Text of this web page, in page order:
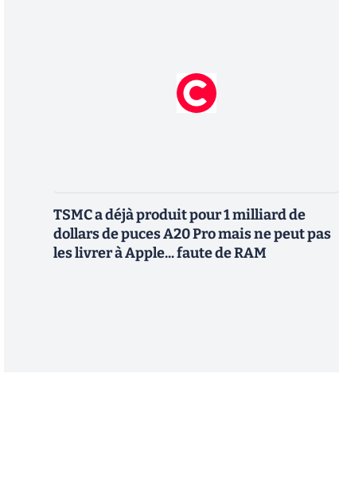
TSMC a déjà produit pour 1 milliard de
dollars de puces A20 Pro mais ne peut pas
les livrer à Apple... faute de RAM